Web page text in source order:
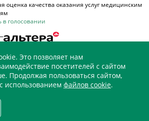
оценка качества оказания услуг медицинским
в голосовании
НЕОБХОДИМО
СО СПЕЦИАЛИСТОМ
Это позволяет нам
посетителей с сайтом
Продолжая пользоваться сайтом,
использованием файлов cookie.